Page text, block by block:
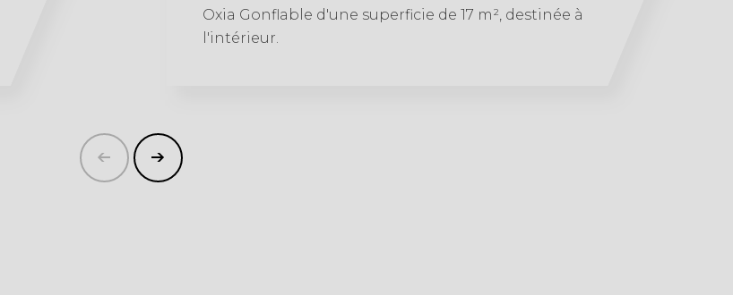
Oxia Gonflable d'une superficie de 17 m², destinée à
l'intérieur.